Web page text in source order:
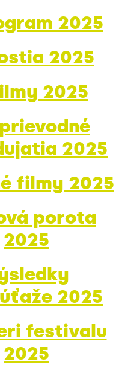
2025
2025
2025
2025
filmy 2025
porota
2025
2025
festivalu
2025